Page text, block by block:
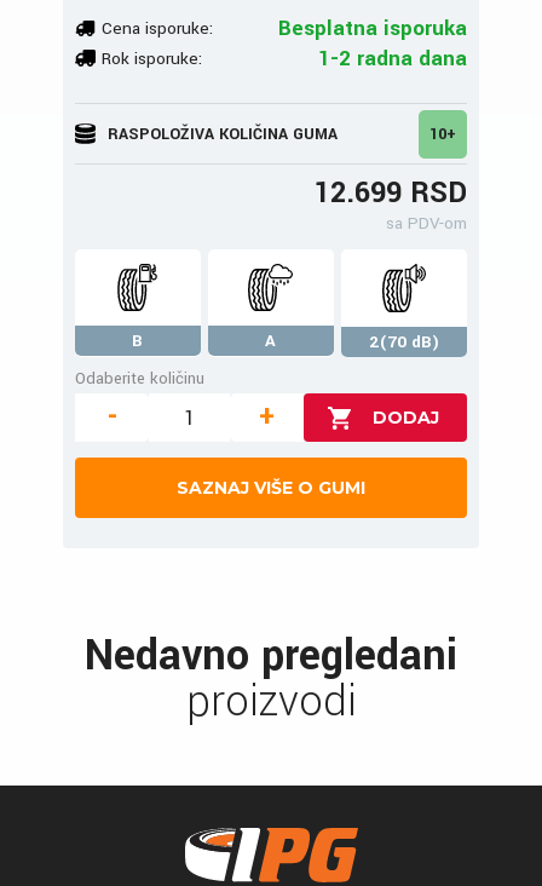
Cena isporuke: Besplatna isporuka
Rok isporuke: 1-2 radna dana
RASPOLOŽIVA KOLIČINA GUMA 10+
12.699 RSD
sa PDV-om
B A
2(70 dB)
Odaberite količinu
- +
SAZNAJ VIŠE O GUMI
Nedavno pregledani
proizvodi